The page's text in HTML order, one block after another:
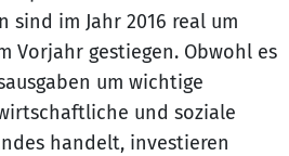
im Jahr 2016 real um
Vorjahr gestiegen. Obwohl es
um wichtige
und soziale
handelt, investieren